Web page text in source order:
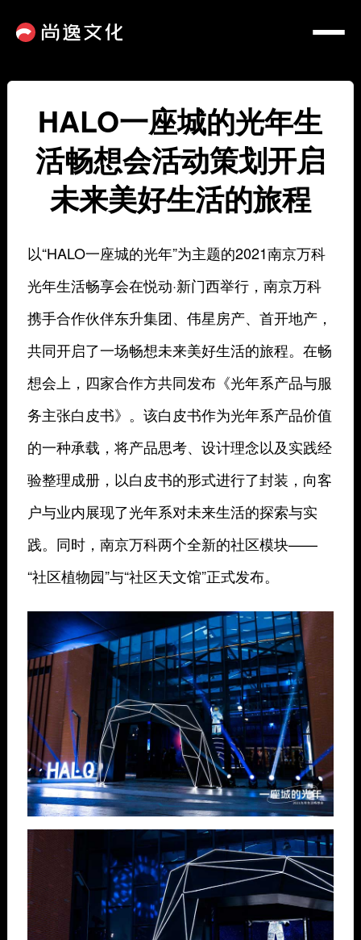
HALO一座城的光年生
活畅想会活动策划开启
未来美好生活的旅程
以“HALO一座城的光年”为主题的2021南京万科
光年生活畅享会在悦动·新门西举行，南京万科
携手合作伙伴东升集团、伟星房产、首开地产，
共同开启了一场畅想未来美好生活的旅程。在畅
想会上，四家合作方共同发布《光年系产品与服
务主张白皮书》。该白皮书作为光年系产品价值
的一种承载，将产品思考、设计理念以及实践经
验整理成册，以白皮书的形式进行了封装，向客
户与业内展现了光年系对未来生活的探索与实
践。同时，南京万科两个全新的社区模块——
“社区植物园”与“社区天文馆”正式发布。